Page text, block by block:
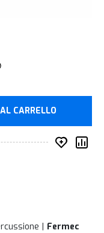
CARRELLO
Fermec